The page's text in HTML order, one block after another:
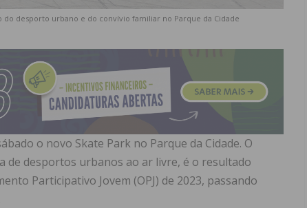
desporto urbano e do convívio familiar no Parque da Cidade
o novo Skate Park no Parque da Cidade. O
de desportos urbanos ao ar livre, é o resultado
Participativo Jovem (OPJ) de 2023, passando